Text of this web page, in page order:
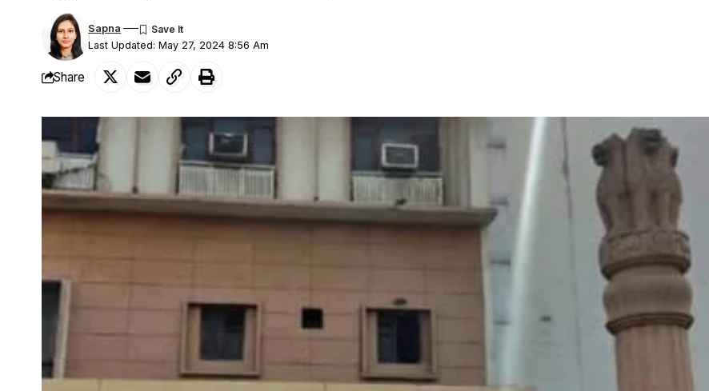
Last Updated: May 27, 2024 8:56 Am
Sapna
Share